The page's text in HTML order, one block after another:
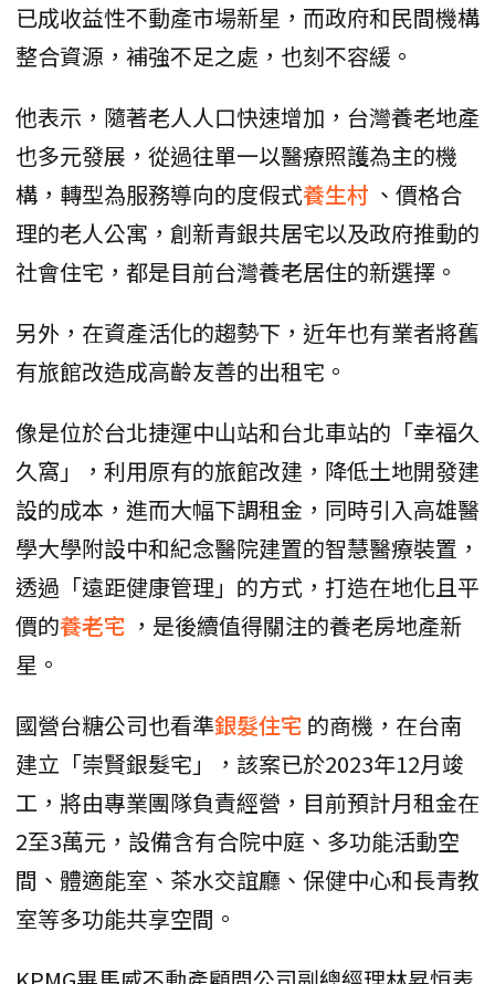
已成收益性不動產市場新星，而政府和民間機構
整合資源，補強不足之處，也刻不容緩。
他表示，隨著老人人口快速增加，台灣養老地產
也多元發展，從過往單一以醫療照護為主的機
構，轉型為服務導向的度假式養生村 、價格合
理的老人公寓，創新青銀共居宅以及政府推動的
社會住宅，都是目前台灣養老居住的新選擇。
另外，在資產活化的趨勢下，近年也有業者將舊
有旅館改造成高齡友善的出租宅。
像是位於台北捷運中山站和台北車站的「幸福久
久窩」，利用原有的旅館改建，降低土地開發建
設的成本，進而大幅下調租金，同時引入高雄醫
學大學附設中和紀念醫院建置的智慧醫療裝置，
透過「遠距健康管理」的方式，打造在地化且平
價的養老宅 ，是後續值得關注的養老房地產新
星。
國營台糖公司也看準銀髮住宅 的商機，在台南
建立「崇賢銀髮宅」，該案已於2023年12月竣
工，將由專業團隊負責經營，目前預計月租金在
2至3萬元，設備含有合院中庭、多功能活動空
間、體適能室、茶水交誼廳、保健中心和長青教
室等多功能共享空間。